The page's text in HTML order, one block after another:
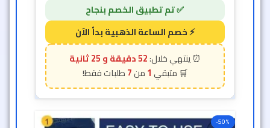
52 دقيقة و 23 ثانية
1
7
-50%